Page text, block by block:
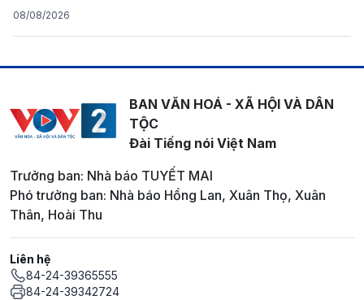
08/08/2026
BAN VĂN HOÁ - XÃ HỘI VÀ DÂN
TỘC
Đài Tiếng nói Việt Nam
Trưởng ban: Nhà báo TUYẾT MAI
Phó trưởng ban: Nhà báo Hồng Lan, Xuân Thọ, Xuân
Thân, Hoài Thu
Liên hệ
84-24-39365555
84-24-39342724